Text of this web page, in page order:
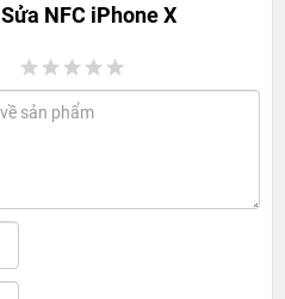
Sửa NFC iPhone X